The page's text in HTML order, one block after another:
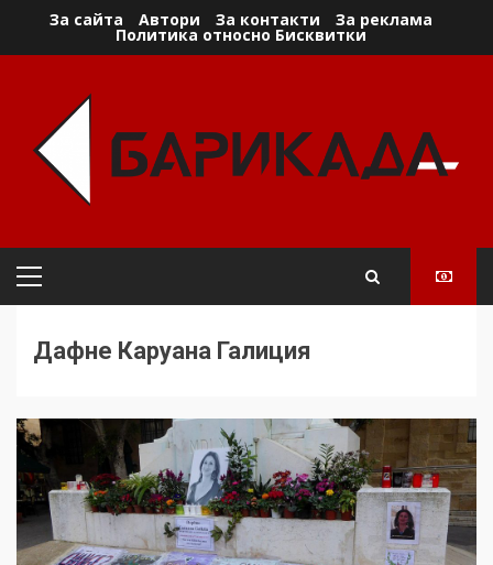
За сайта Автори За контакти За реклама
Политика относно Бисквитки
Primary
Дафне Каруана Галиция